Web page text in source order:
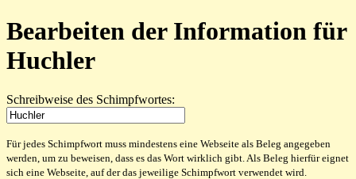
Bearbeiten der Information für
Huchler
Schreibweise des Schimpfwortes:
Für jedes Schimpfwort muss mindestens eine Webseite als Beleg angegeben
werden, um zu beweisen, dass es das Wort wirklich gibt. Als Beleg hierfür eignet
sich eine Webseite, auf der das jeweilige Schimpfwort verwendet wird.